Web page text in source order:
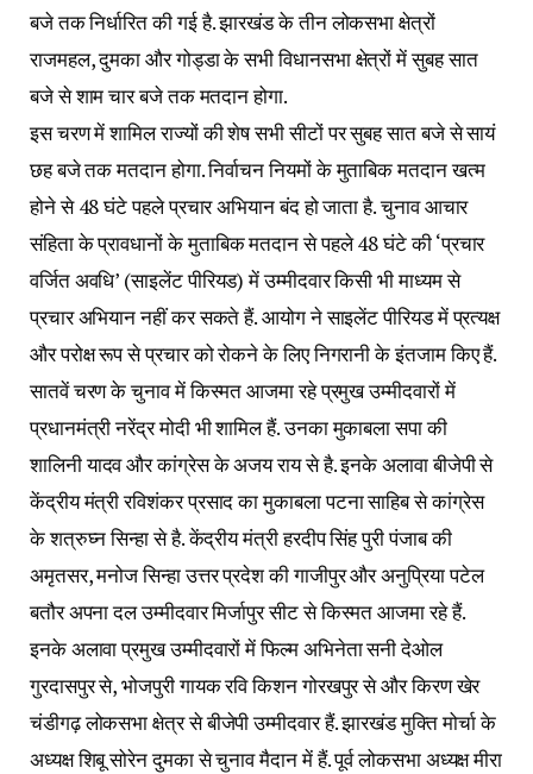
बजे तक निर्धारित की गई है. झारखंड के तीन लोकसभा क्षेत्रों
राजमहल, दुमका और गोड्डा के सभी विधानसभा क्षेत्रों में सुबह सात
बजे से शाम चार बजे तक मतदान होगा.
इस चरण में शामिल राज्यों की शेष सभी सीटों पर सुबह सात बजे से सायं
छह बजे तक मतदान होगा. निर्वाचन नियमों के मुताबिक मतदान खत्म
होने से 48 घंटे पहले प्रचार अभियान बंद हो जाता है. चुनाव आचार
संहिता के प्रावधानों के मुताबिक मतदान से पहले 48 घंटे की ‘प्रचार
वर्जित अवधि’ (साइलेंट पीरियड) में उम्मीदवार किसी भी माध्यम से
प्रचार अभियान नहीं कर सकते हैं. आयोग ने साइलेंट पीरियड में प्रत्यक्ष
और परोक्ष रूप से प्रचार को रोकने के लिए निगरानी के इंतजाम किए हैं.
सातवें चरण के चुनाव में किस्मत आजमा रहे प्रमुख उम्मीदवारों में
प्रधानमंत्री नरेंद्र मोदी भी शामिल हैं. उनका मुकाबला सपा की
शालिनी यादव और कांग्रेस के अजय राय से है. इनके अलावा बीजेपी से
केंद्रीय मंत्री रविशंकर प्रसाद का मुकाबला पटना साहिब से कांग्रेस
के शत्रुघ्न सिन्हा से है. केंद्रीय मंत्री हरदीप सिंह पुरी पंजाब की
अमृतसर, मनोज सिन्हा उत्तर प्रदेश की गाजीपुर और अनुप्रिया पटेल
बतौर अपना दल उम्मीदवार मिर्जापुर सीट से किस्मत आजमा रहे हैं.
इनके अलावा प्रमुख उम्मीदवारों में फिल्म अभिनेता सनी देओल
गुरदासपुर से, भोजपुरी गायक रवि किशन गोरखपुर से और किरण खेर
चंडीगढ़ लोकसभा क्षेत्र से बीजेपी उम्मीदवार हैं. झारखंड मुक्ति मोर्चा के
अध्यक्ष शिबू सोरेन दुमका से चुनाव मैदान में हैं. पूर्व लोकसभा अध्यक्ष मीरा